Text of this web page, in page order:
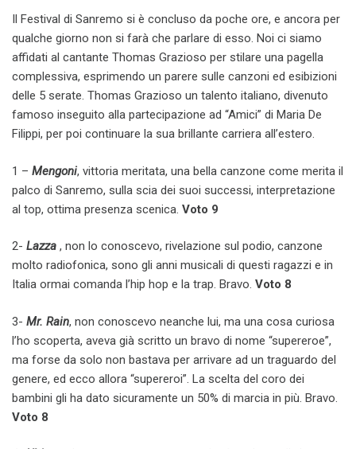
Il Festival di Sanremo si è concluso da poche ore, e ancora per
qualche giorno non si farà che parlare di esso. Noi ci siamo
affidati al cantante Thomas Grazioso per stilare una pagella
complessiva, esprimendo un parere sulle canzoni ed esibizioni
delle 5 serate. Thomas Grazioso un talento italiano, divenuto
famoso inseguito alla partecipazione ad “Amici” di Maria De
Filippi, per poi continuare la sua brillante carriera all’estero.
1 – Mengoni, vittoria meritata, una bella canzone come merita il
palco di Sanremo, sulla scia dei suoi successi, interpretazione
al top, ottima presenza scenica. Voto 9
2- Lazza , non lo conoscevo, rivelazione sul podio, canzone
molto radiofonica, sono gli anni musicali di questi ragazzi e in
Italia ormai comanda l’hip hop e la trap. Bravo. Voto 8
3- Mr. Rain, non conoscevo neanche lui, ma una cosa curiosa
l’ho scoperta, aveva già scritto un bravo di nome “supereroe”,
ma forse da solo non bastava per arrivare ad un traguardo del
genere, ed ecco allora “supereroi”. La scelta del coro dei
bambini gli ha dato sicuramente un 50% di marcia in più. Bravo.
Voto 8